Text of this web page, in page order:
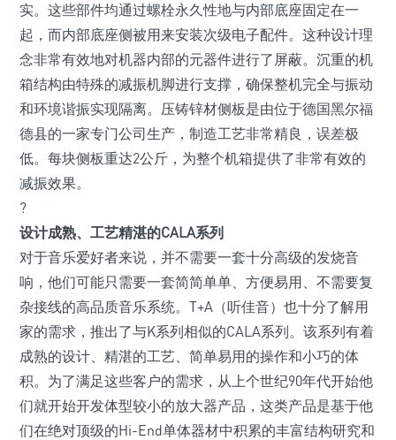
实。这些部件均通过螺栓永久性地与内部底座固定在一
起，而内部底座侧被用来安装次级电子配件。这种设计理
念非常有效地对机器内部的元器件进行了屏蔽。沉重的机
箱结构由特殊的减振机脚进行支撑，确保整机完全与振动
和环境谐振实现隔离。压铸锌材侧板是由位于德国黑尔福
德县的一家专门公司生产，制造工艺非常精良，误差极
低。每块侧板重达2公斤，为整个机箱提供了非常有效的
减振效果。
?
设计成熟、工艺精湛的CALA系列
对于音乐爱好者来说，并不需要一套十分高级的发烧音
响，他们可能只需要一套简简单单、方便易用、不需要复
杂接线的高品质音乐系统。T+A（听佳音）也十分了解用
家的需求，推出了与K系列相似的CALA系列。该系列有着
成熟的设计、精湛的工艺、简单易用的操作和小巧的体
积。为了满足这些客户的需求，从上个世纪90年代开始他
们就开始开发体型较小的放大器产品，这类产品是基于他
们在绝对顶级的Hi-End单体器材中积累的丰富结构研究和